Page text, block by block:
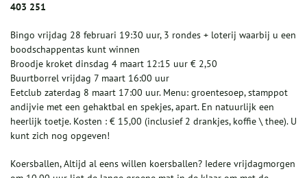
403 251
Bingo vrijdag 28 februari 19:30 uur, 3 rondes + loterij waarbij u een
boodschappentas kunt winnen
Broodje kroket dinsdag 4 maart 12:15 uur € 2,50
Buurtborrel vrijdag 7 maart 16:00 uur
Eetclub zaterdag 8 maart 17:00 uur. Menu: groentesoep, stamppot
andijvie met een gehaktbal en spekjes, apart. En natuurlijk een
heerlijk toetje. Kosten : € 15,00 (inclusief 2 drankjes, koffie \ thee). U
kunt zich nog opgeven!
Koersballen, Altijd al eens willen koersballen? Iedere vrijdagmorgen